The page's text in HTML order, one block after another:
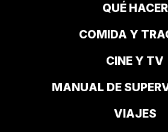
QUÉ HACER
COMIDA Y
CINE Y TV
MANUAL DE
VIAJES